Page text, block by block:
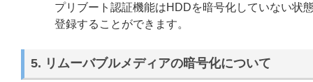
プリブート認証機能はHDDを暗号化していない状
登録することができます。
5. リムーバブルメディアの暗号化について